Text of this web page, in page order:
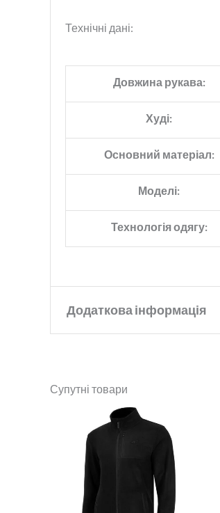
Технічні дані:
Довжина рукава:
Худі:
Основний матеріал:
Моделі:
Технологія одягу:
Додаткова інформація
Колір
Розмір
Стать
Супутні товари